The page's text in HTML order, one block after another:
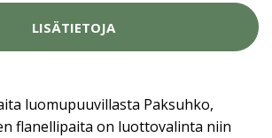
LISÄTIETOJA
luomupuuvillasta Paksuhko,
flanellipaita on luottovalinta niin